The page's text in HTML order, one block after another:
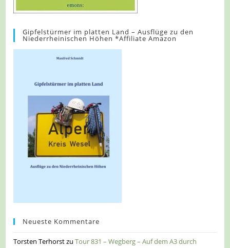
Gipfelstürmer im platten Land – Ausflüge zu den
Niederrheinischen Höhen *Affiliate Amazon
Neueste Kommentare
Torsten TerhorstzuTour 831 – Wegberg – Auf dem A3 durch